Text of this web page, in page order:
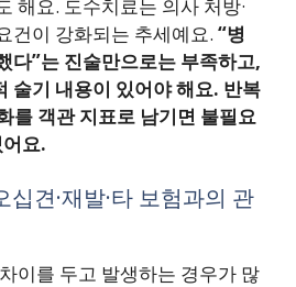
해요. 도수치료는 의사 처방·
건이 강화되는 추세예요. “병
다”는 진술만으로는 부족하고,
술기 내용이 있어야 해요. 반복
를 객관 지표로 남기면 불필요
요.
견·재발·타 보험과의 관
이를 두고 발생하는 경우가 많